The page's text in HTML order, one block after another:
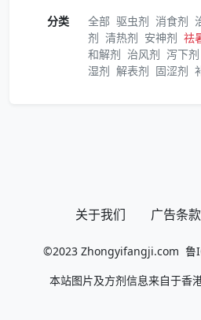
分类
全部 驱虫剂 消食剂
剂 清热剂 安神剂 祛
和解剂 治风剂 泻下剂
湿剂 解表剂 固涩剂
关于我们 广告条款
©2023 Zhongyifangji.com 鲁
本站图片及方剂信息来自于香